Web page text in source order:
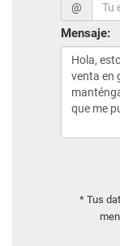
@
Mensaje:
* Tus